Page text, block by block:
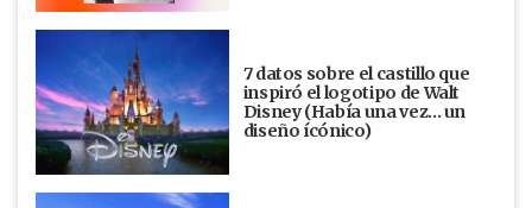
7 datos sobre el castillo que
inspiró el logotipo de Walt
Disney (Había una vez... un
diseño ícónico)